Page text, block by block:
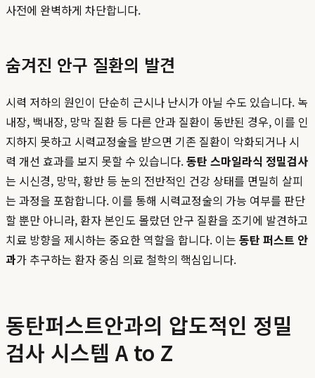
사전에 완벽하게 차단합니다.
숨겨진 안구 질환의 발견
시력 저하의 원인이 단순히 근시나 난시가 아닐 수도 있습니다. 녹
내장, 백내장, 망막 질환 등 다른 안과 질환이 동반된 경우, 이를 인
지하지 못하고 시력교정술을 받으면 기존 질환이 악화되거나 시
력 개선 효과를 보지 못할 수 있습니다.동탄 스마일라식 정밀검사
는 시신경, 망막, 황반 등 눈의 전반적인 건강 상태를 면밀히 살피
는 과정을 포함합니다. 이를 통해 시력교정술의 가능 여부를 판단
할 뿐만 아니라, 환자 본인도 몰랐던 안구 질환을 조기에 발견하고
치료 방향을 제시하는 중요한 역할을 합니다. 이는 동탄 퍼스트 안
과가 추구하는 환자 중심 의료 철학의 핵심입니다.
동탄퍼스트안과의 압도적인 정밀
검사 시스템 A to Z